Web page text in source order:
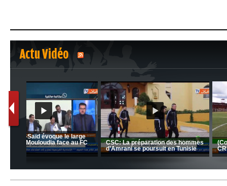
Actu Vidéo
1 2
MCA: Kaci-Saïd évoque le
succès du Mouloudia face
MFM
JSK: Brahim Zafour évoque la
situation du club